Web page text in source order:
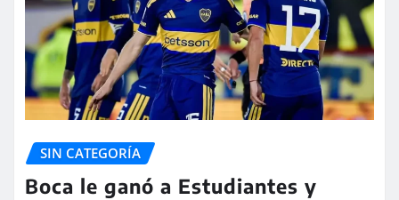
SIN CATEGORÍA
Boca le ganó a Estudiantes y